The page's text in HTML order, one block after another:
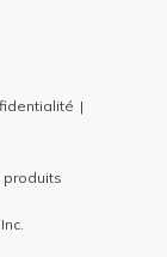
produits